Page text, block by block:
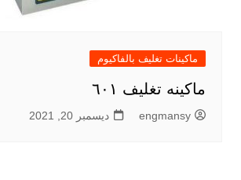
ماكينات تغليف بالفاكيوم
ماكينه تغليف ٦٠١
engmansy ديسمبر 20, 2021